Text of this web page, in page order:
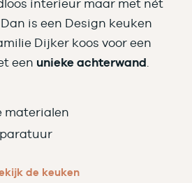
interieur maar met nét
is een Design keuken
Dijker koos voor een
een unieke achterwand
materialen
de keuken